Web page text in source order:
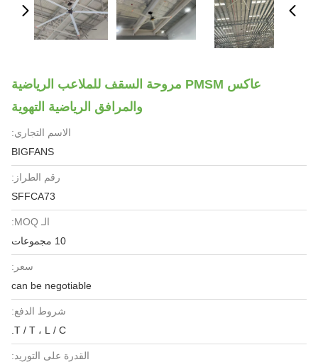
عاكس PMSM مروحة السقف للملاعب الرياضية
والمرافق الرياضية التهوية
الاسم التجاري:
BIGFANS
رقم الطراز:
SFFCA73
الـ MOQ:
10 مجموعات
سعر:
can be negotiable
شروط الدفع:
T / T ، L / C.
القدرة على التوريد: